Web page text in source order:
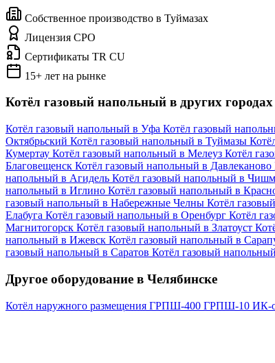
Собственное производство в Туймазах
Лицензия СРО
Сертификаты TR CU
15+ лет на рынке
Котёл газовый напольный в других городах
Котёл газовый напольный в Уфа Котёл газовый
Октябрьский Котёл газовый напольный в Туймазы
Кумертау Котёл газовый напольный в Мелеуз Котёл
Благовещенск Котёл газовый напольный в Давлеканово
напольный в Агидель Котёл газовый напольный в
напольный в Иглино Котёл газовый напольный в
газовый напольный в Набережные Челны Котёл
Елабуга Котёл газовый напольный в Оренбург Котёл
Магнитогорск Котёл газовый напольный в Златоуст
напольный в Ижевск Котёл газовый напольный в
газовый напольный в Саратов Котёл газовый
Другое оборудование в Челябинске
Котёл наружного размещения ГРПШ-400 ГРПШ-10 ИК-